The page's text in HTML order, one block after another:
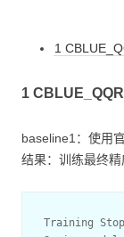
1
1 CBLUE_QQR
baseline1：使用
结果：训练最终
Training